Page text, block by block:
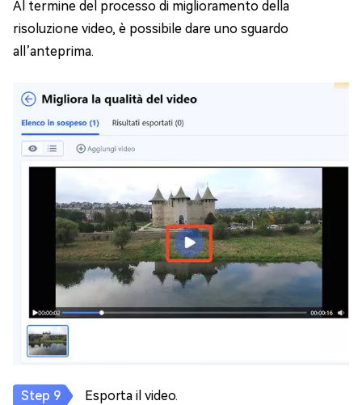
Al termine del processo di miglioramento della
risoluzione video, è possibile dare uno sguardo
all’anteprima.
Esporta il video.